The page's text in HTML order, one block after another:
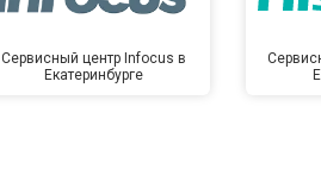
Сервисный центр Infocus в
Екатеринбурге